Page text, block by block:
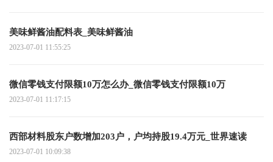
美味鲜酱油配料表_美味鲜酱油
2023-07-01 11:55:25
微信零钱支付限额10万怎么办_微信零钱支付限额10万
2023-07-01 11:17:15
西部材料股东户数增加203户，户均持股19.4万元_世界速读
2023-07-01 10:09:38